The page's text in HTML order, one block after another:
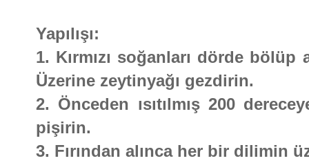
Yapılışı:
1. Kırmızı soğanları dörde
Üzerine zeytinyağı gezdirin.
2. Önceden ısıtılmış 200
pişirin.
3. Fırından alınca her bir dilimin